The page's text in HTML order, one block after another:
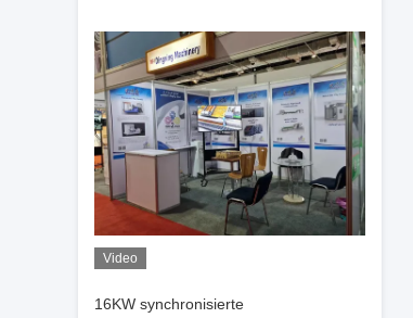
Video
16KW synchronisierte